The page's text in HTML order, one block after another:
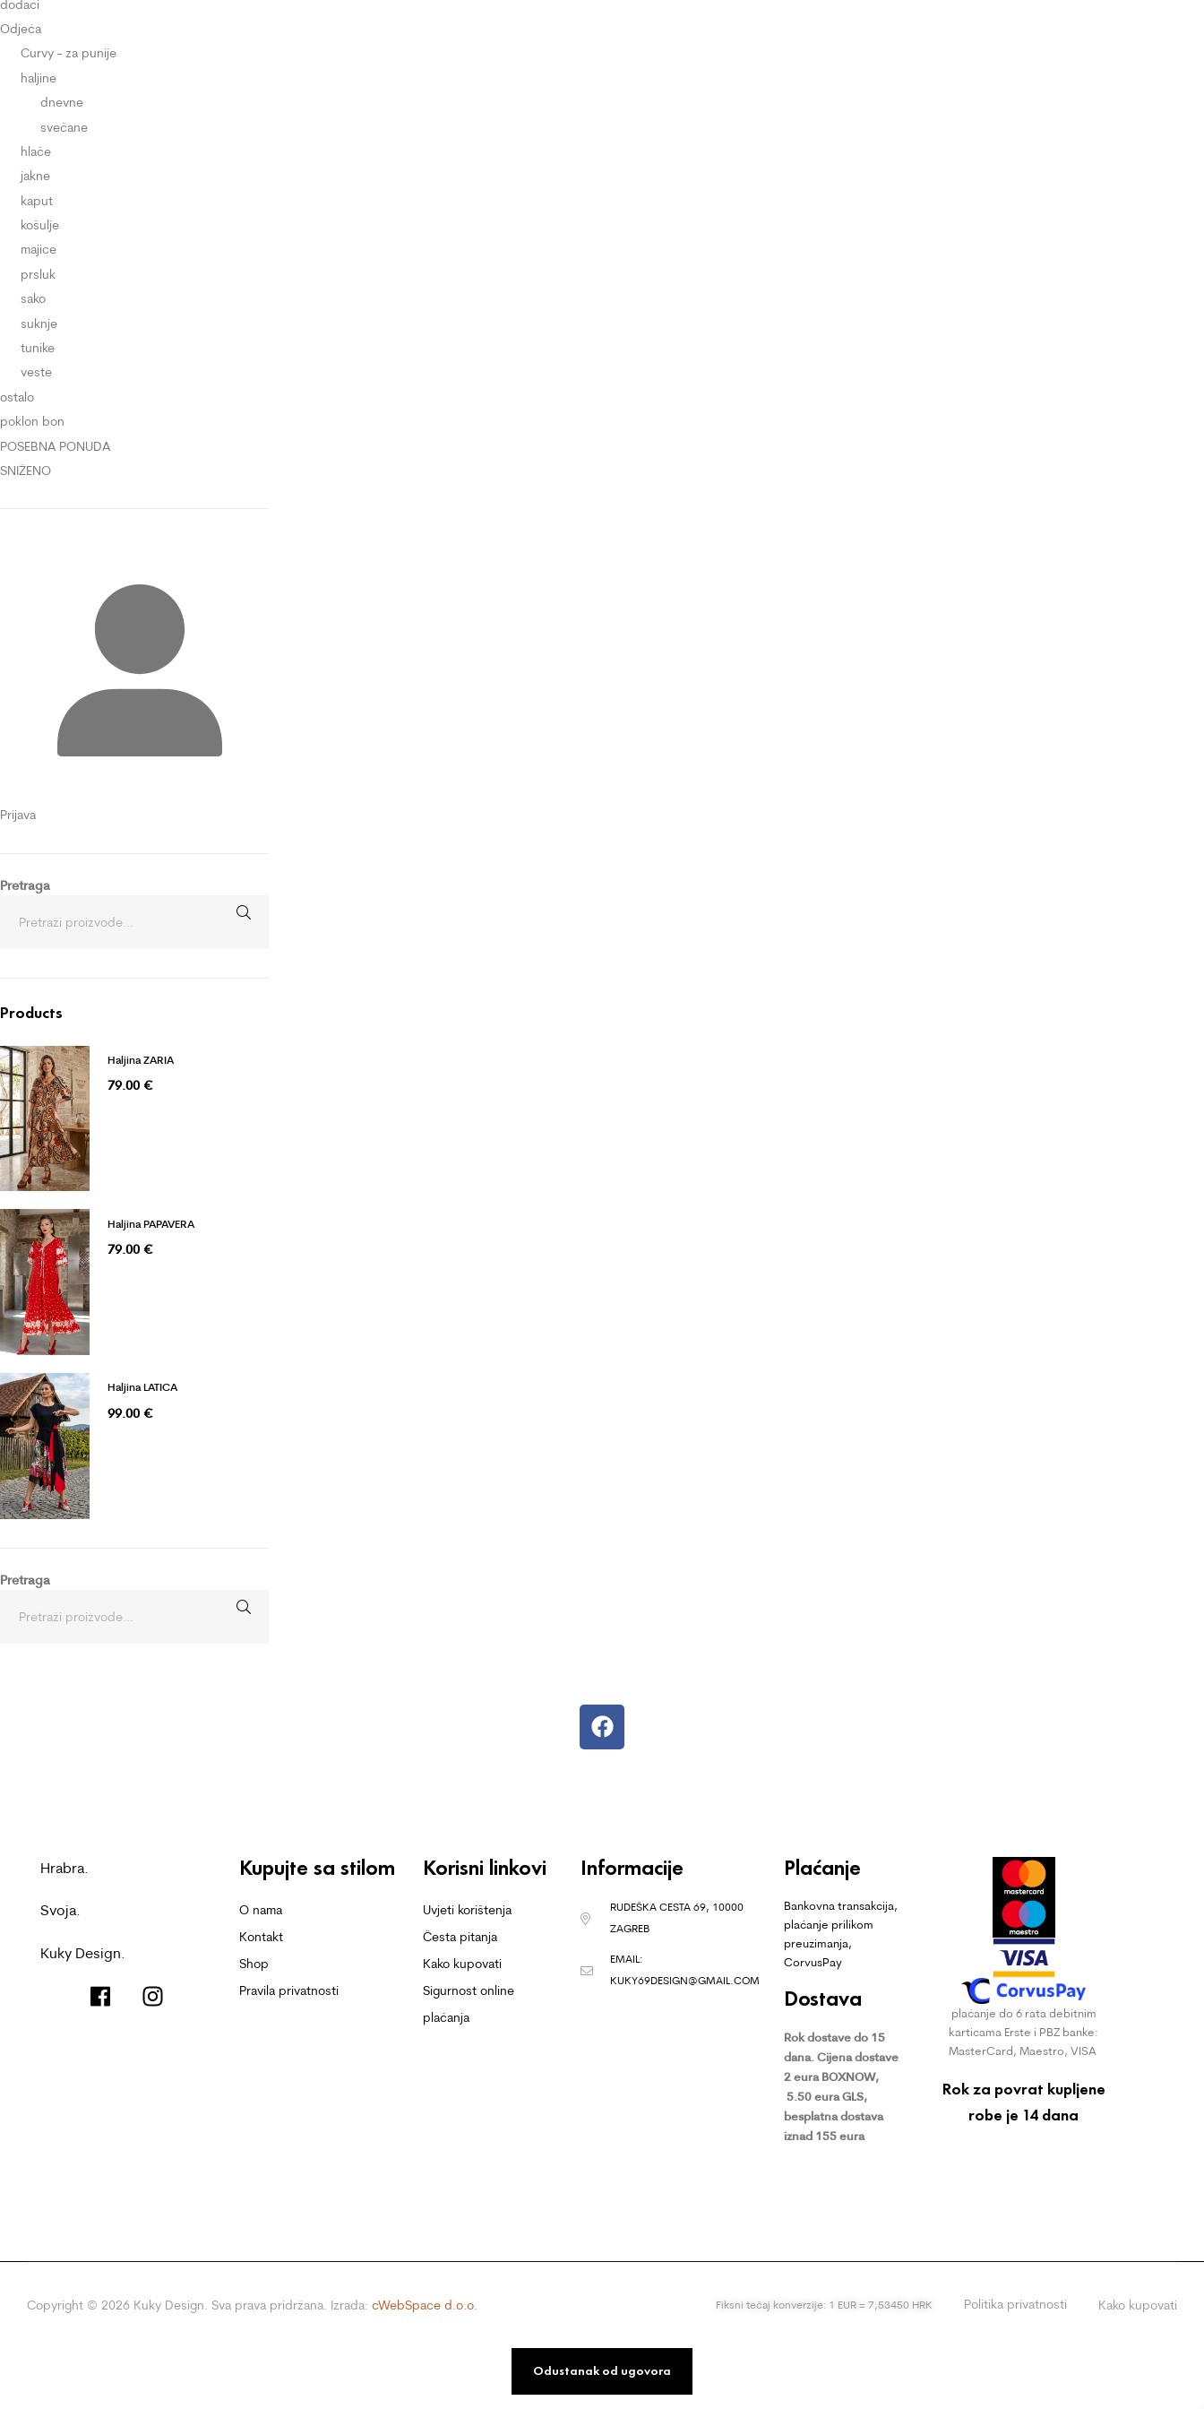
dodaci
Odjeća
Curvy - za punije
haljine
dnevne
svečane
hlače
jakne
kaput
košulje
majice
prsluk
sako
suknje
tunike
veste
ostalo
poklon bon
POSEBNA PONUDA
SNIŽENO
Prijava
Pretraga
Products
Haljina ZARIA
79.00 €
Haljina PAPAVERA
79.00 €
Haljina LATICA
99.00 €
Pretraga
Hrabra.
Svoja.
Kuky Design.
Kupujte sa stilom
O nama
Kontakt
Shop
Pravila privatnosti
Korisni linkovi
Uvjeti korištenja
Česta pitanja
Kako kupovati
Sigurnost online
plaćanja
Informacije
RUDEŠKA CESTA 69, 10000
ZAGREB
EMAIL:
KUKY69DESIGN@GMAIL.COM
Plaćanje
Bankovna transakcija,
plaćanje prilikom
preuzimanja,
CorvusPay
Dostava
Rok dostave do 15
dana. Cijena dostave
2 eura BOXNOW,
5.50 eura GLS,
besplatna dostava
iznad 155 eura
plaćanje do 6 rata debitnim
karticama Erste i PBZ banke:
MasterCard, Maestro, VISA
Rok za povrat kupljene
robe je 14 dana
Copyright © 2026 Kuky Design. Sva prava pridržana. Izrada: cWebSpace d.o.o. Fiksni tečaj konverzije: 1 EUR = 7,53450 HRK Politika privatnosti Kako kupovati
Odustanak od ugovora